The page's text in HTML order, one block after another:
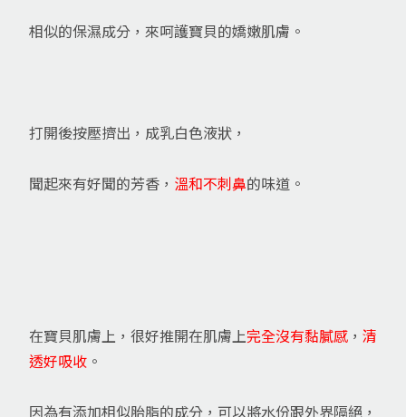
相似的保濕成分，來呵護寶貝的嬌嫩肌膚。
打開後按壓擠出，成乳白色液狀，
聞起來有好聞的芳香， 溫和不刺鼻的味道。
在寶貝肌膚上，很好推開在肌膚上完全沒有黏膩感 ， 清
透好吸收 。
因為有添加相似胎脂的成分，可以將水份跟外界隔絕，